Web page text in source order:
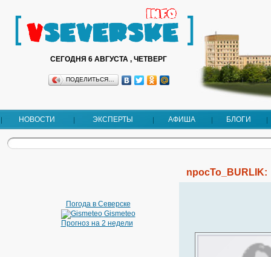
СЕГОДНЯ 6 АВГУСТА , ЧЕТВЕРГ
ПОДЕЛИТЬСЯ…
НОВОСТИ ЭКСПЕРТЫ АФИША БЛОГИ
Погода в Северске
Gismeteo
Прогноз на 2 недели
npocTo_BURLIK: